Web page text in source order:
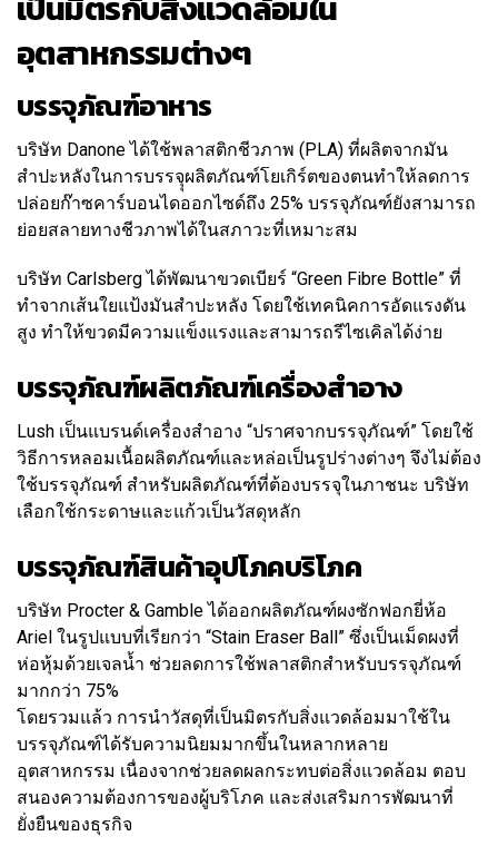
อุตสาหกรรมต่างๆ
บรรจุภัณฑ์อาหาร
บริษัท Danone ได้ใช้พลาสติกชีวภาพ (PLA) ที่ผลิตจากมัน
สำปะหลังในการบรรจุุผลิตภัณฑ์โยเกิร์ตของตนทำให้ลดการ
ปล่อยก๊าซคาร์บอนไดออกไซด์ถึง 25% บรรจุภัณฑ์ยังสามารถ
ย่อยสลายทางชีวภาพได้ในสภาวะที่เหมาะสม
บริษัท Carlsberg ได้พัฒนาขวดเบียร์ “Green Fibre Bottle” ที่
ทำจากเส้นใยแป้งมันสำปะหลัง โดยใช้เทคนิคการอัดแรงดัน
สูง ทำให้ขวดมีความแข็งแรงและสามารถรีไซเคิลได้ง่าย
บรรจุภัณฑ์ผลิตภัณฑ์เครื่องสำอาง
Lush เป็นแบรนด์เครื่องสำอาง “ปราศจากบรรจุภัณฑ์” โดยใช้
วิธีการหลอมเนื้อผลิตภัณฑ์และหล่อเป็นรูปร่างต่างๆ จึงไม่ต้อง
ใช้บรรจุภัณฑ์ สำหรับผลิตภัณฑ์ที่ต้องบรรจุในภาชนะ บริษัท
เลือกใช้กระดาษและแก้วเป็นวัสดุหลัก
บรรจุภัณฑ์สินค้าอุปโภคบริโภค
บริษัท Procter & Gamble ได้ออกผลิตภัณฑ์ผงซักฟอกยี่ห้อ
Ariel ในรูปแบบที่เรียกว่า “Stain Eraser Ball” ซึ่งเป็นเม็ดผงที่
ห่อหุ้มด้วยเจลน้ำ ช่วยลดการใช้พลาสติกสำหรับบรรจุภัณฑ์
มากกว่า 75%
โดยรวมแล้ว การนำวัสดุที่เป็นมิตรกับสิ่งแวดล้อมมาใช้ใน
บรรจุภัณฑ์ได้รับความนิยมมากขึ้นในหลากหลาย
อุตสาหกรรม เนื่องจากช่วยลดผลกระทบต่อสิ่งแวดล้อม ตอบ
สนองความต้องการของผู้บริโภค และส่งเสริมการพัฒนาที่
ยั่งยืนของธุรกิจ